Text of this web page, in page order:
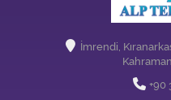
İmrendi,
+90